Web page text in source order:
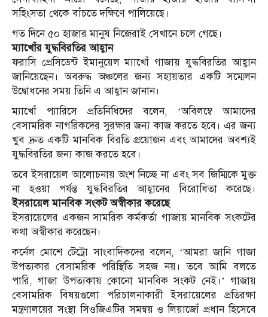
সহিংসতা থেকে বাঁচতে দক্ষিণে পালিয়েছে।
গত দিনে ৫০ হাজার মানুষ নিজেরাই সেখানে চলে গেছে।
ম্যাখোঁর যুদ্ধবিরতির আহ্বান
ফরাসি প্রেসিডেন্ট ইমানুয়েল ম্যাখোঁ গাজায় যুদ্ধবিরতির আহ্বান
জানিয়েছেন। অবরুদ্ধ অঞ্চলের জন্য সহায়তার একটি সম্মেলন
উদ্বোধনের সময় তিনি এ আহ্বান জানান।
ম্যাখোঁ প্যারিসে প্রতিনিধিদের বলেন, ‘অবিলম্বে আমাদের
বেসামরিক নাগরিকদের সুরক্ষার জন্য কাজ করতে হবে। এর জন্য
খুব দ্রুত একটি মানবিক বিরতি প্রয়োজন এবং আমাদের অবশ্যই
যুদ্ধবিরতির জন্য কাজ করতে হবে।
তবে ইসরায়েল আলোচনায় অংশ নিচ্ছে না এবং সব জিম্মিকে মুক্ত
না হওয়া পর্যন্ত যুদ্ধবিরতির আহ্বানের বিরোধিতা করেছে।
ইসরায়েল মানবিক সংকট অস্বীকার করেছে
ইসরায়েলের একজন সামরিক কর্মকর্তা গাজায় মানবিক সংকটের
কথা অস্বীকার করেছেন।
কর্নেল মোশে টেট্রো সাংবাদিকদের বলেন, ‘আমরা জানি গাজা
উপত্যকার বেসামরিক পরিস্থিতি সহজ নয়। তবে আমি বলতে
পারি, গাজা উপত্যকায় কোনো মানবিক সংকট নেই।’ গাজায়
বেসামরিক বিষয়গুলো পরিচালনাকারী ইসরায়েলের প্রতিরক্ষা
মন্ত্রণালয়ের সংস্থা সিওজিএটির সমন্বয় ও লিয়াজোঁ প্রধান হিসেবে